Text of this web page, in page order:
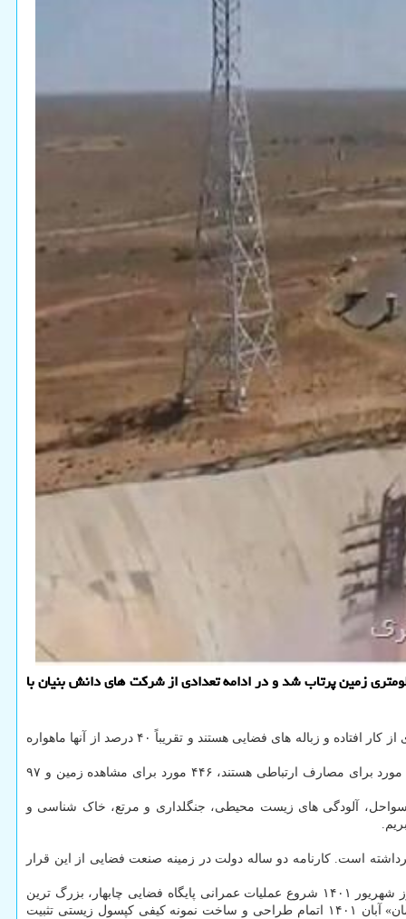
کوئری: در سال قبل ماهواره «خیام» با وزن 600 کیلوگرم توسط ماهواره بر سایوز از پایگاه فضایی بایکونور قزاقستان به مدار 500 کیلومتری زمین پرتاب شد و در ادامه تعدادی از شرکت های دانش بنیان با
هم اکنون حدود ۶۰۰۰ ماهواره در مدار سیاره کوچک ما می گردند که حدود ۶۰ درصد آنها ماهواره های از کار افتاده و زباله های فضایی هستند و تقریباً ۴۰ درصد از آنها ماهواره
بر طبق اعلام سازمان The Union of Concerned Scientists در آوریل سال ۲۰۲۰، تعداد ۲ هزار و ۶۶۶ ماهواره فعال در مدار زمین می چرخند که ۱۰۰۷ مورد برای مصارف ارتباطی هستند، ۴۴۶ مورد برای مشاهده زمین و ۹۷
سواحل، آلودگی های زیست محیطی، جنگلداری و مرتع، خاک شناسی و
است. کارنامه دو ساله دولت در زمینه صنعت فضایی از این قرار
زمان اجرا عنوان پروژه خرداد ۱۴۰۱ پرتاب نمونه کیفی ماهواره «ناهید ۱» با ماهواره بر ذوالجناح مرداد ۱۴۰۱ پرتاب ماهواره «خیام» با ماهواره بر سایوز شهریور ۱۴۰۱ شروع عملیات عمرانی پایگاه فضایی چابهار، بزرگ ترین
پایگاه پرتاب ماهواره غرب آسیا مهر ۱۴۰۱ افتتاح مرکز کنترل و عملیات ماهواره های سنجش از دور، پرتاب موفق زیرمداری بلوک انتقال مداری «سامان» آبان ۱۴۰۱ اتمام طراحی و ساخت نمونه کیفی کپسول زیستی تثبیت